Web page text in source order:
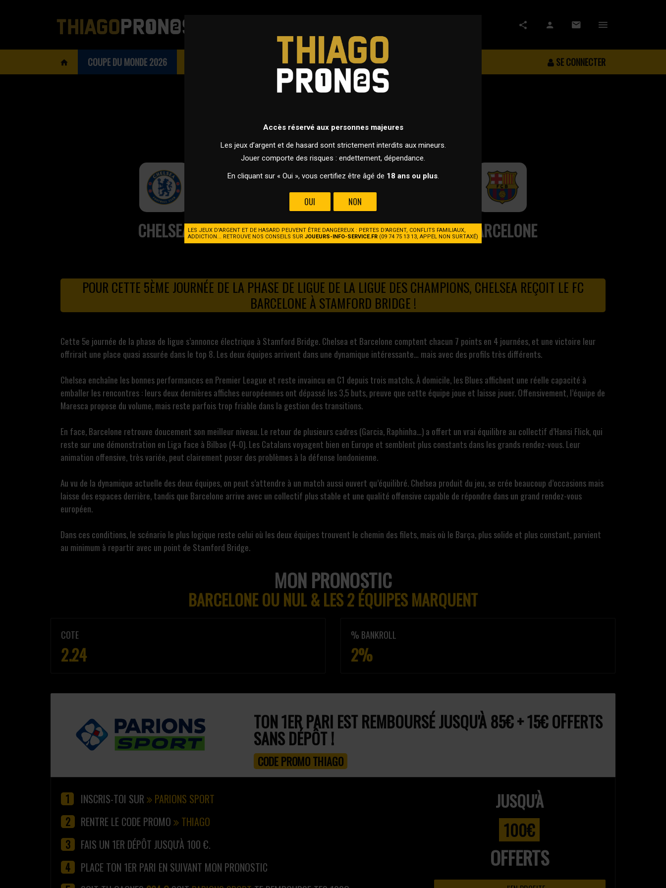
SE CONNECTER
COUPE DU MONDE 2026 PRONOSTICS DEVENIR MEMBRE
25 NOVEMBRE 2025 À 21H00
CHELSEA
VS
BARCELONE
POUR CETTE 5ÈME JOURNÉE DE LA PHASE DE LIGUE DE LA LIGUE DES CHAMPIONS, CHELSEA REÇOIT LE FC
BARCELONE À STAMFORD BRIDGE !
Cette 5e journée de la phase de ligue s’annonce électrique à Stamford Bridge. Chelsea et Barcelone comptent chacun 7 points en 4 journées, et une victoire leur
offrirait une place quasi assurée dans le top 8. Les deux équipes arrivent dans une dynamique intéressante… mais avec des profils très différents.
Chelsea enchaîne les bonnes performances en Premier League et reste invaincu en C1 depuis trois matchs. À domicile, les Blues affichent une réelle capacité à
emballer les rencontres : leurs deux dernières affiches européennes ont dépassé les 3,5 buts, preuve que cette équipe joue et laisse jouer. Offensivement, l’équipe de
Maresca propose du volume, mais reste parfois trop friable dans la gestion des transitions.
En face, Barcelone retrouve doucement son meilleur niveau. Le retour de plusieurs cadres (Garcia, Raphinha…) a offert un vrai équilibre au collectif d’Hansi Flick, qui
reste sur une démonstration en Liga face à Bilbao (4-0). Les Catalans voyagent bien en Europe et semblent plus constants dans les grands rendez-vous. Leur
animation offensive, très variée, peut clairement poser des problèmes à la défense londonienne.
Au vu de la dynamique actuelle des deux équipes, on peut s’attendre à un match aussi ouvert qu’équilibré. Chelsea produit du jeu, se crée beaucoup d’occasions mais
laisse des espaces derrière, tandis que Barcelone arrive avec un collectif plus stable et une qualité offensive capable de répondre dans un grand rendez-vous
européen.
Dans ces conditions, le scénario le plus logique reste celui où les deux équipes trouvent le chemin des filets, mais où le Barça, plus solide et plus constant, parvient
au minimum à repartir avec un point de Stamford Bridge.
MON PRONOSTIC
BARCELONE OU NUL & LES 2 ÉQUIPES MARQUENT
COTE
2.24
% BANKROLL
2%
TON 1ER PARI EST REMBOURSÉ JUSQU'À 85€ + 15€ OFFERTS
SANS DÉPÔT !
CODE PROMO THIAGO
JUSQU'À
100€
OFFERTS
INSCRIS-TOI SUR
PARIONS SPORT
RENTRE LE CODE PROMO
THIAGO
FAIS UN 1ER DÉPÔT JUSQU'À 100 €.
PLACE TON 1ER PARI EN SUIVANT MON PRONOSTIC
Accès réservé aux personnes majeures
Les jeux d’argent et de hasard sont strictement interdits aux mineurs.
Jouer comporte des risques : endettement, dépendance.
En cliquant sur « Oui », vous certifiez être âgé de 18 ans ou plus.
OUI NON
LES JEUX D'ARGENT ET DE HASARD PEUVENT ÊTRE DANGEREUX : PERTES D'ARGENT, CONFLITS FAMILIAUX,
ADDICTION... RETROUVE NOS CONSEILS SUR JOUEURS-INFO-SERVICE.FR (09 74 75 13 13, APPEL NON SURTAXÉ)